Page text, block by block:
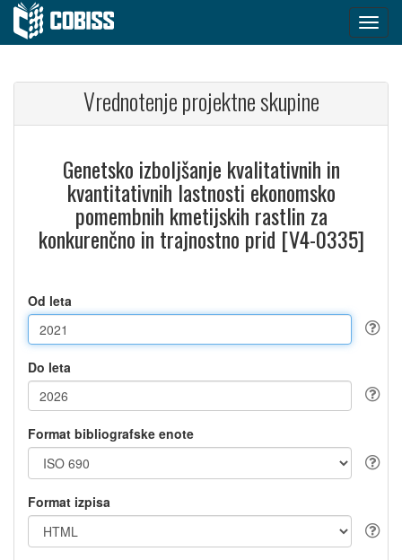
Vrednotenje projektne skupine
Genetsko izboljšanje kvalitativnih in
kvantitativnih lastnosti ekonomsko
pomembnih kmetijskih rastlin za
konkurenčno in trajnostno prid [V4-0335]
Od leta
Do leta
Format bibliografske enote
Format izpisa